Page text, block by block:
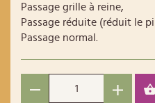
Passage grille à reine,
Passage réduite (réduit le
Passage normal.